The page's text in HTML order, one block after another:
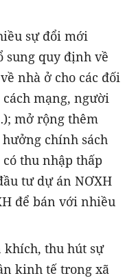
sự đổi mới
sung quy định về
nhà ở cho các đối
mạng, người
mở rộng thêm
chính sách
thu nhập thấp
tư dự án NƠXH
để bán với nhiều
thu hút sự
kinh tế trong xã